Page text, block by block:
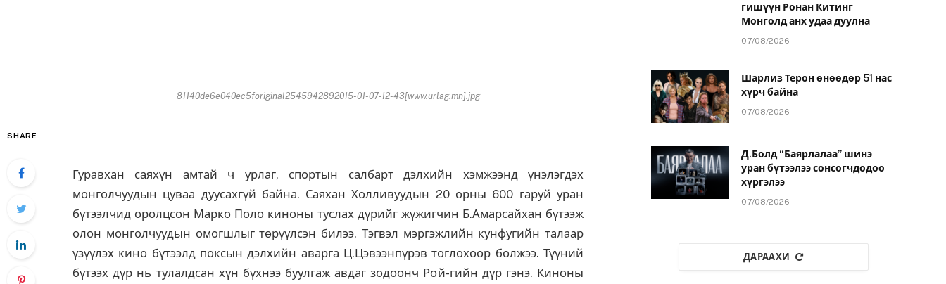
81140de6e040ec5foriginal2545942892015-01-07-12-43[www.urlag.mn].jpg
SHARE
Гуравхан саяхүн амтай ч урлаг, спортын салбарт дэлхийн хэмжээнд үнэлэгдэх
монголчуудын цуваа дуусахгүй байна. Саяхан Холливуудын 20 орны 600 гаруй уран
бүтээлчид оролцсон Марко Поло киноны туслах дүрийг жүжигчин Б.Амарсайхан бүтээж
олон монголчуудын омогшлыг төрүүлсэн билээ. Тэгвэл мэргэжлийн кунфугийн талаар
үзүүлэх кино бүтээлд поксын дэлхийн аварга Ц.Цэвээнпүрэв тоглохоор болжээ. Түүний
бүтээх дүр нь тулалдсан хүн бүхнээ буулгаж авдаг зодоонч Рой-гийн дүр гэнэ. Киноны
гишүүн Ронан Китинг
Монголд анх удаа дуулна
07/08/2026
Шарлиз Терон өнөөдөр 51 нас
хүрч байна
07/08/2026
Д.Болд “Баярлалаа” шинэ
уран бүтээлээ сонсогчдодоо
хүргэлээ
07/08/2026
ДАРААХИ